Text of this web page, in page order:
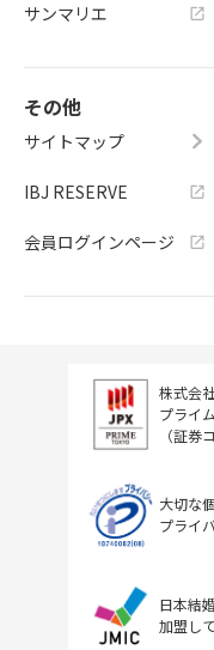
サンマリエ
その他
サイトマップ
IBJ RESERVE
会員ログインページ
株式会
プライ
（証券
大切な
プライ
日本結
加盟し